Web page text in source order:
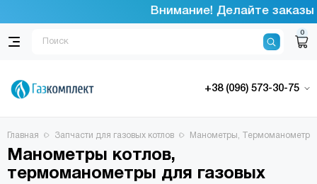
Внимание! Делайте заказы
0
+38 (096) 573-30-75
Главная Запчасти для газовых котлов Манометры, Термоманометры
Манометры котлов,
термоманометры для газовых